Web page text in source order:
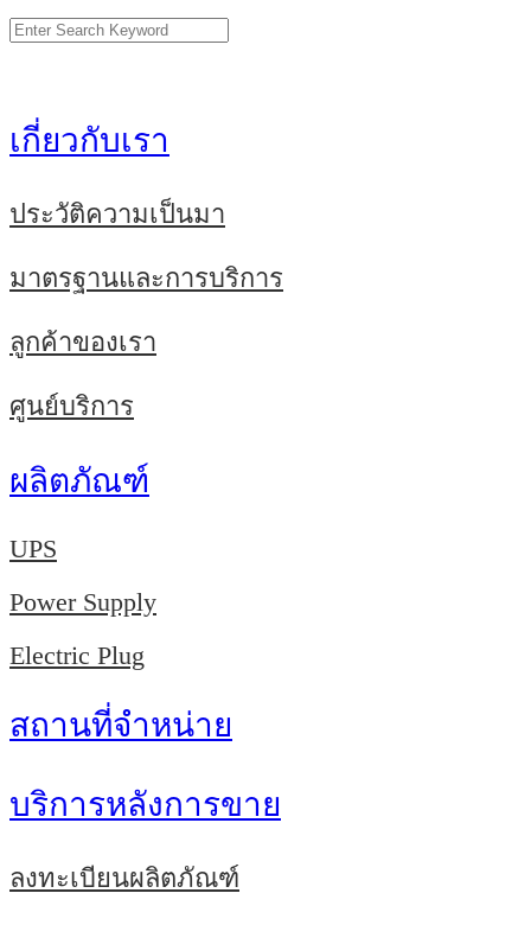
Search
for:
เกี่ยวกับเรา
ประวัติความเป็นมา
มาตรฐานและการบริการ
ลูกค้าของเรา
ศูนย์บริการ
ผลิตภัณฑ์
UPS
Power Supply
Electric Plug
สถานที่จำหน่าย
บริการหลังการขาย
ลงทะเบียนผลิตภัณฑ์